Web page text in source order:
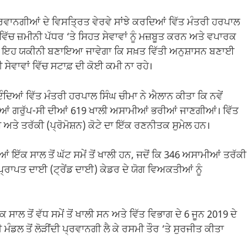
ਦੇ ਵਿਸਤ੍ਰਿਤ ਵੇਰਵੇ ਸਾਂਝੇ ਕਰਦਿਆਂ ਵਿੱਤ ਮੰਤਰੀ ਹਰਪਾਲ
ਜ਼ਮੀਨੀ ਪੱਧਰ ‘ਤੇ ਸਿਹਤ ਸੇਵਾਵਾਂ ਨੂੰ ਮਜ਼ਬੂਤ ਕਰਨ ਅਤੇ ਵਪਾਰਕ
ਯਕੀਨੀ ਬਣਾਇਆ ਜਾਵੇਗਾ ਕਿ ਸਖ਼ਤ ਵਿੱਤੀ ਅਨੁਸ਼ਾਸਨ ਬਣਾਈ
ਵਿੱਚ ਸਟਾਫ਼ ਦੀ ਕੋਈ ਕਮੀ ਨਾ ਰਹੇ।
ਵਿੱਤ ਮੰਤਰੀ ਹਰਪਾਲ ਸਿੰਘ ਚੀਮਾ ਨੇ ਐਲਾਨ ਕੀਤਾ ਕਿ ਨਵੇਂ
ਗਰੁੱਪ-ਸੀ ਦੀਆਂ 619 ਖਾਲੀ ਅਸਾਮੀਆਂ ਭਰੀਆਂ ਜਾਣਗੀਆਂ। ਵਿੱਤ
ਅਤੇ ਤਰੱਕੀ (ਪ੍ਰੋਮੋਸ਼ਨ) ਕੋਟੇ ਦਾ ਇੱਕ ਰਣਨੀਤਕ ਸੁਮੇਲ ਹਨ।
ਇੱਕ ਸਾਲ ਤੋਂ ਘੱਟ ਸਮੇਂ ਤੋਂ ਖਾਲੀ ਹਨ, ਜਦੋਂ ਕਿ 346 ਅਸਾਮੀਆਂ ਤਰੱਕੀ
ਦਾਈ (ਟ੍ਰੇਂਡ ਦਾਈ) ਕੇਡਰ ਦੇ ਯੋਗ ਵਿਅਕਤੀਆਂ ਨੂੰ
ਤੋਂ ਵੱਧ ਸਮੇਂ ਤੋਂ ਖਾਲੀ ਸਨ ਅਤੇ ਵਿੱਤ ਵਿਭਾਗ ਦੇ 6 ਜੂਨ 2019 ਦੇ
ਤੋਂ ਲੋੜੀਂਦੀ ਪ੍ਰਵਾਨਗੀ ਲੈ ਕੇ ਰਸਮੀ ਤੌਰ ‘ਤੇ ਸੁਰਜੀਤ ਕੀਤਾ